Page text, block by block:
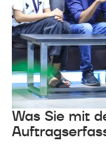
Was Sie mit